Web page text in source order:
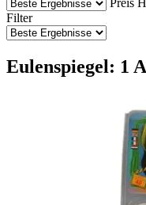
Filter
Eulenspiegel: 1